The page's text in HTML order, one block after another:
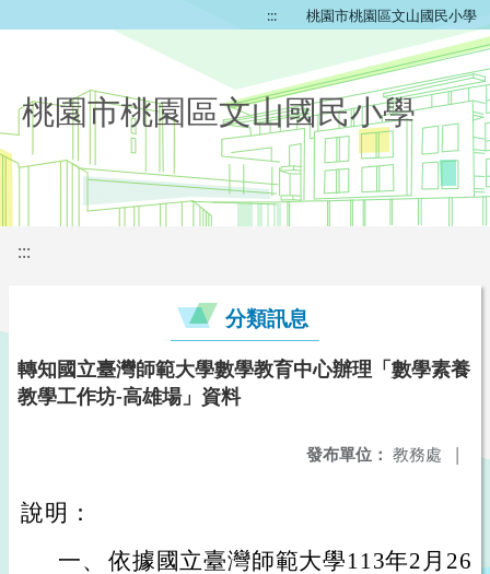
::: 桃園市桃園區文山國民小學
桃園市桃園區文山國民小學
:::
分類訊息
轉知國立臺灣師範大學數學教育中心辦理「數學素養
教學工作坊-高雄場」資料
發布單位： 教務處 |
說明：
一、 依據國立臺灣師範大學113年2月26